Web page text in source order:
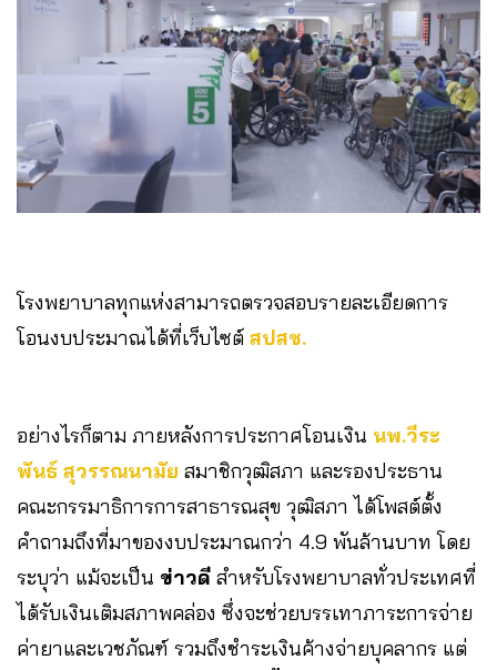
โรงพยาบาลทุกแห่งสามารถตรวจสอบรายละเอียดการ
โอนงบประมาณได้ที่เว็บไซต์ สปสช.
อย่างไรก็ตาม ภายหลังการประกาศโอนเงิน นพ.วีระ
พันธ์ สุวรรณนามัย สมาชิกวุฒิสภา และรองประธาน
คณะกรรมาธิการการสาธารณสุข วุฒิสภา ได้โพสต์ตั้ง
คำถามถึงที่มาของงบประมาณกว่า 4.9 พันล้านบาท โดย
ระบุว่า แม้จะเป็น ข่าวดี สำหรับโรงพยาบาลทั่วประเทศที่
ได้รับเงินเติมสภาพคล่อง ซึ่งจะช่วยบรรเทาภาระการจ่าย
ค่ายาและเวชภัณฑ์ รวมถึงชำระเงินค้างจ่ายบุคลากร แต่